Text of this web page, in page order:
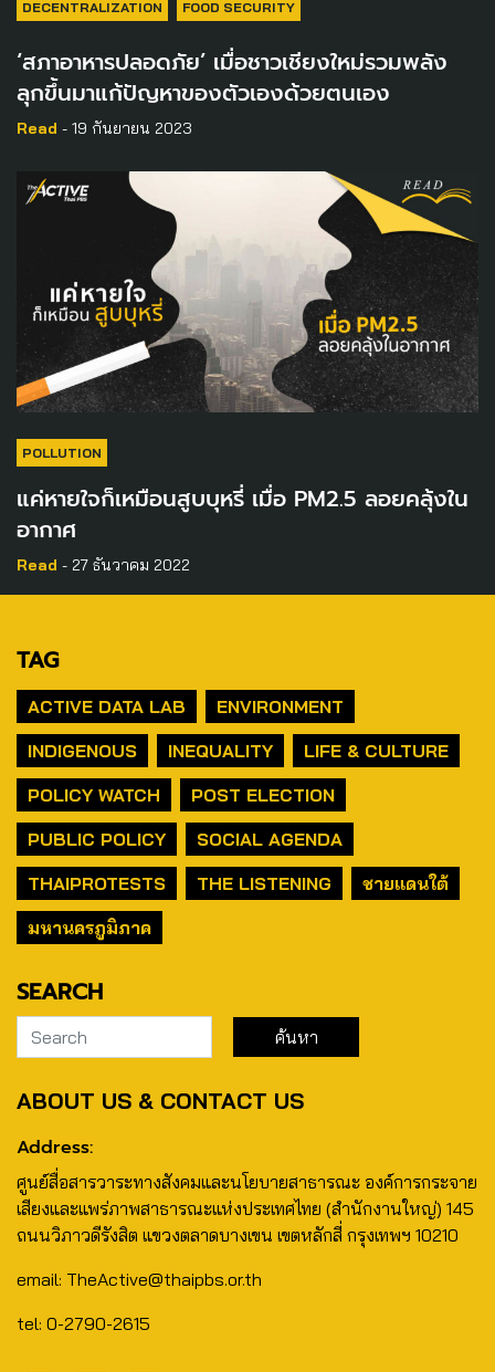
DECENTRALIZATION FOOD SECURITY
‘สภาอาหารปลอดภัย’ เมื่อชาวเชียงใหม่รวมพลัง
ลุกขึ้นมาแก้ปัญหาของตัวเองด้วยตนเอง
Read - 19 กันยายน 2023
POLLUTION
แค่หายใจก็เหมือนสูบบุหรี่ เมื่อ PM2.5 ลอยคลุ้งใน
อากาศ
Read - 27 ธันวาคม 2022
TAG
ACTIVE DATA LAB
ENVIRONMENT
INDIGENOUS
INEQUALITY
LIFE & CULTURE
POLICY WATCH
POST ELECTION
PUBLIC POLICY
SOCIAL AGENDA
THAIPROTESTS
THE LISTENING
ชายแดนใต้
มหานครภูมิภาค
SEARCH
ABOUT US & CONTACT US
Address:
ศูนย์สื่อสารวาระทางสังคมและนโยบายสาธารณะ องค์การกระจาย
เสียงและแพร่ภาพสาธารณะแห่งประเทศไทย (สำนักงานใหญ่) 145
ถนนวิภาวดีรังสิต แขวงตลาดบางเขน เขตหลักสี่ กรุงเทพฯ 10210
email: TheActive@thaipbs.or.th
tel: 0-2790-2615